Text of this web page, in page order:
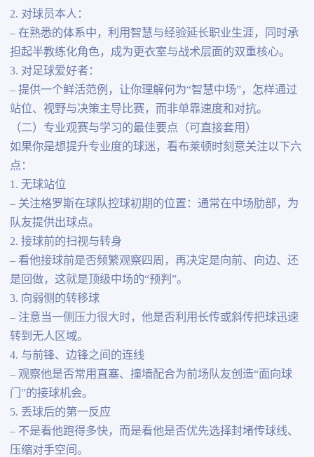
2. 对球员本人：
– 在熟悉的体系中，利用智慧与经验延长职业生涯，同时承
担起半教练化角色，成为更衣室与战术层面的双重核心。
3. 对足球爱好者：
– 提供一个鲜活范例，让你理解何为“智慧中场”，怎样通过
站位、视野与决策主导比赛，而非单靠速度和对抗。
（二）专业观赛与学习的最佳要点（可直接套用）
如果你是想提升专业度的球迷，看布莱顿时刻意关注以下六
点：
1. 无球站位
– 关注格罗斯在球队控球初期的位置：通常在中场肋部，为
队友提供出球点。
2. 接球前的扫视与转身
– 看他接球前是否频繁观察四周，再决定是向前、向边、还
是回做，这就是顶级中场的“预判”。
3. 向弱侧的转移球
– 注意当一侧压力很大时，他是否利用长传或斜传把球迅速
转到无人区域。
4. 与前锋、边锋之间的连线
– 观察他是否常用直塞、撞墙配合为前场队友创造“面向球
门”的接球机会。
5. 丢球后的第一反应
– 不是看他跑得多快，而是看他是否优先选择封堵传球线、
压缩对手空间。